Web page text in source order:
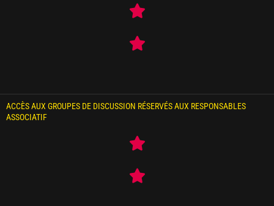
ACCÈS AUX GROUPES DE DISCUSSION RÉSERVÉS AUX RESPONSABLES
ASSOCIATIF